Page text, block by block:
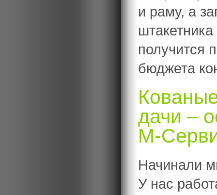
и раму, а
получится
бюджета
дачи –
М-
Начинали
У нас